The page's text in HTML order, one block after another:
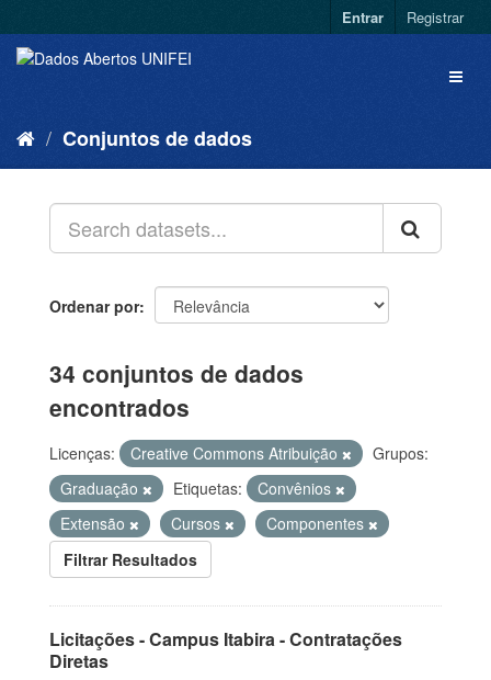
Entrar Registrar
Conjuntos de dados
Ordenar por
34 conjuntos de dados
encontrados
Licenças: Creative Commons Atribuição
Grupos:
Graduação
Etiquetas:
Convênios
Extensão
Cursos
Componentes
Filtrar Resultados
Licitações - Campus Itabira - Contratações
Diretas